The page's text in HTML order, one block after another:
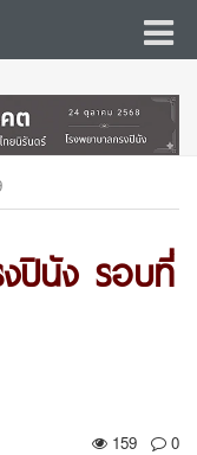
ปินัง รอบที่
159
0